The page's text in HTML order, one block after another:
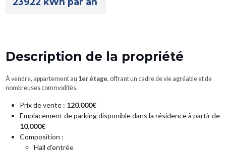
Description de la propriété
À vendre, appartement au 1er étage, offrant un cadre de vie agréable et de
nombreuses commodités.
Prix de vente : 120.000€
Emplacement de parking disponible dans la résidence à partir de
10.000€
Composition :
Hall d'entrée